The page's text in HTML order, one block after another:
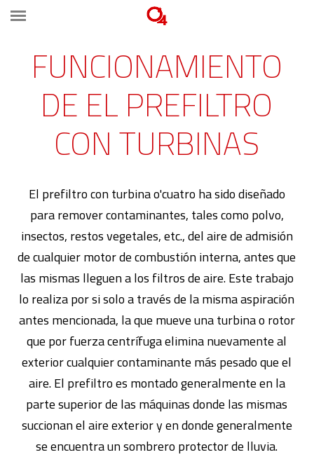
FUNCIONAMIENTO
DE EL PREFILTRO
CON TURBINAS
El prefiltro con turbina o'cuatro ha sido diseñado
para remover contaminantes, tales como polvo,
insectos, restos vegetales, etc., del aire de admisión
de cualquier motor de combustión interna, antes que
las mismas lleguen a los filtros de aire. Este trabajo
lo realiza por si solo a través de la misma aspiración
antes mencionada, la que mueve una turbina o rotor
que por fuerza centrífuga elimina nuevamente al
exterior cualquier contaminante más pesado que el
aire. El prefiltro es montado generalmente en la
parte superior de las máquinas donde las mismas
succionan el aire exterior y en donde generalmente
se encuentra un sombrero protector de lluvia.